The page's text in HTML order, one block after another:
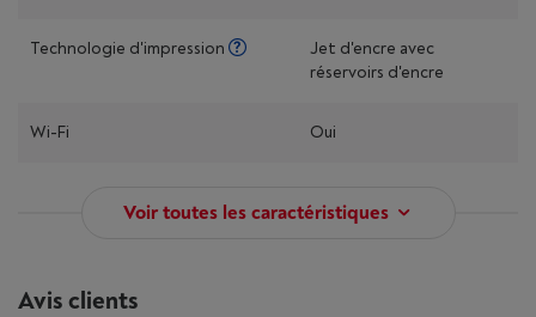
Technologie d'impression
Jet d'encre avec
réservoirs d'encre
Wi-Fi Oui
Voir toutes les caractéristiques
Avis clients